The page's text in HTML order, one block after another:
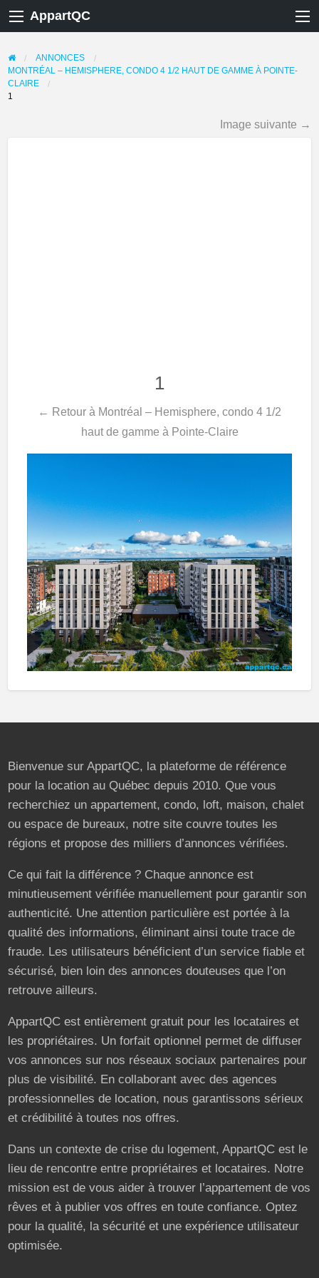
AppartQC
ANNONCES
MONTRÉAL – HEMISPHERE, CONDO 4 1/2 HAUT DE GAMME À POINTE-
CLAIRE
1
Image suivante →
1
← Retour à Montréal – Hemisphere, condo 4 1/2
haut de gamme à Pointe-Claire
Bienvenue sur AppartQC, la plateforme de référence
pour la location au Québec depuis 2010. Que vous
recherchiez un appartement, condo, loft, maison, chalet
ou espace de bureaux, notre site couvre toutes les
régions et propose des milliers d’annonces vérifiées.
Ce qui fait la différence ? Chaque annonce est
minutieusement vérifiée manuellement pour garantir son
authenticité. Une attention particulière est portée à la
qualité des informations, éliminant ainsi toute trace de
fraude. Les utilisateurs bénéficient d’un service fiable et
sécurisé, bien loin des annonces douteuses que l’on
retrouve ailleurs.
AppartQC est entièrement gratuit pour les locataires et
les propriétaires. Un forfait optionnel permet de diffuser
vos annonces sur nos réseaux sociaux partenaires pour
plus de visibilité. En collaborant avec des agences
professionnelles de location, nous garantissons sérieux
et crédibilité à toutes nos offres.
Dans un contexte de crise du logement, AppartQC est le
lieu de rencontre entre propriétaires et locataires. Notre
mission est de vous aider à trouver l’appartement de vos
rêves et à publier vos offres en toute confiance. Optez
pour la qualité, la sécurité et une expérience utilisateur
optimisée.